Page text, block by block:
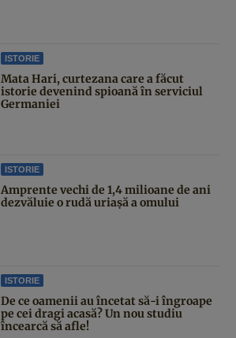
ISTORIE
Mata Hari, curtezana care a făcut
istorie devenind spioană în serviciul
Germaniei
ISTORIE
Amprente vechi de 1,4 milioane de ani
dezvăluie o rudă uriașă a omului
ISTORIE
De ce oamenii au încetat să-i îngroape
pe cei dragi acasă? Un nou studiu
încearcă să afle!